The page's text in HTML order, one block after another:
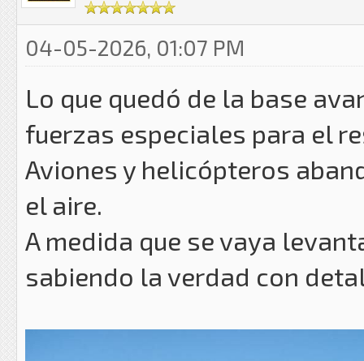
04-05-2026, 01:07 PM
Lo que quedó de la base
fuerzas especiales para el
Aviones y helicópteros
el aire.
A medida que se vaya
sabiendo la verdad con